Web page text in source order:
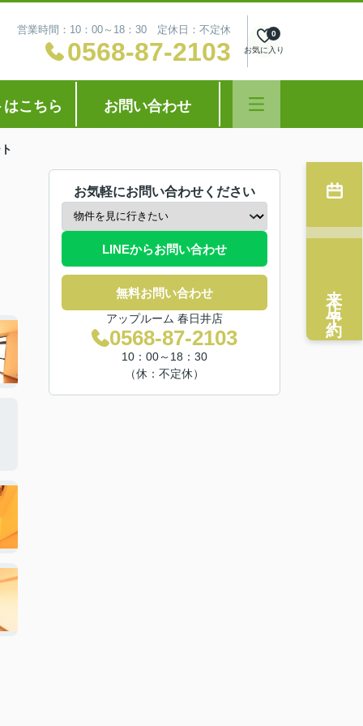
営業時間：10：00～18：30 定休日：不定休
0568-87-2103 お気に入り
0
こちら お問い合わせ
お気軽にお問い合わせください
LINEからお問い合わせ
無料お問い合わせ
アップルーム 春日井店
0568-87-2103
10：00～18：30
（休：不定休）
来店予約